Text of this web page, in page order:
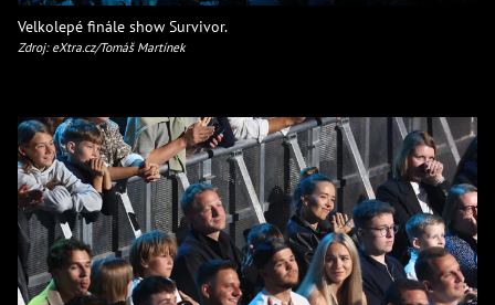
Velkolepé finále show Survivor.
Zdroj: eXtra.cz/Tomáš Martínek